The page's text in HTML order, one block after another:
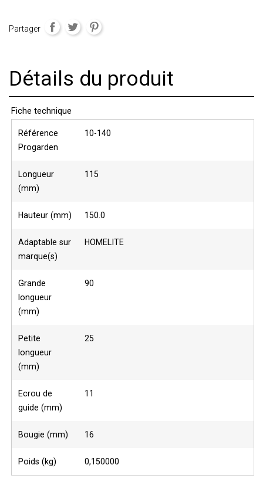
Partager
Détails du produit
Fiche technique
Référence
Progarden
10-140
Longueur
(mm)
115
Hauteur (mm) 150.0
Adaptable sur
marque(s)
HOMELITE
Grande
longueur
(mm)
90
Petite
longueur
(mm)
25
Ecrou de
guide (mm)
11
Bougie (mm) 16
Poids (kg) 0,150000